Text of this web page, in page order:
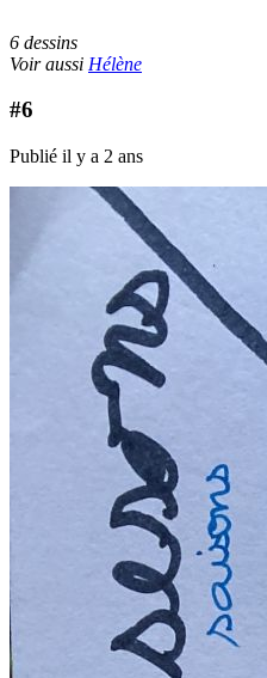
6 dessins
Voir aussi Hélène
#6
Publié il y a 2 ans